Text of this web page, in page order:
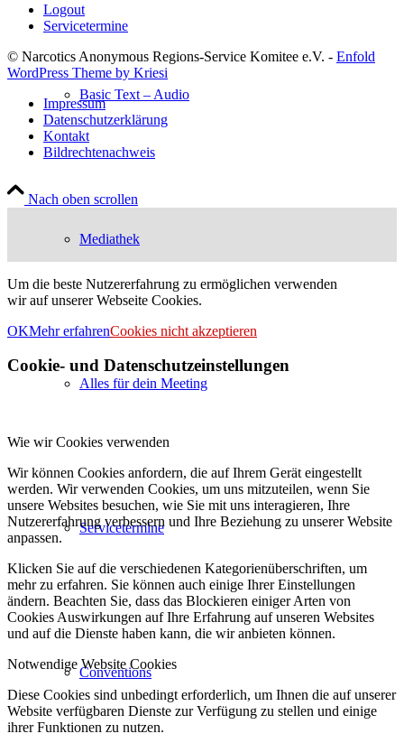
Basic Text – Audio
Mediathek
Alles für dein Meeting
Servicetermine
Conventions
Logout
Servicetermine
© Narcotics Anonymous Regions-Service Komitee e.V. - Enfold
WordPress Theme by Kriesi
Impressum
Datenschutzerklärung
Kontakt
Bildrechtenachweis
Nach oben scrollen
Um die beste Nutzererfahrung zu ermöglichen verwenden
wir auf unserer Webseite Cookies.
OKMehr erfahrenCookies nicht akzeptieren
Cookie- und Datenschutzeinstellungen
Wie wir Cookies verwenden
Wir können Cookies anfordern, die auf Ihrem Gerät eingestellt
werden. Wir verwenden Cookies, um uns mitzuteilen, wenn Sie
unsere Websites besuchen, wie Sie mit uns interagieren, Ihre
Nutzererfahrung verbessern und Ihre Beziehung zu unserer Website
anpassen.
Klicken Sie auf die verschiedenen Kategorienüberschriften, um
mehr zu erfahren. Sie können auch einige Ihrer Einstellungen
ändern. Beachten Sie, dass das Blockieren einiger Arten von
Cookies Auswirkungen auf Ihre Erfahrung auf unseren Websites
und auf die Dienste haben kann, die wir anbieten können.
Notwendige Website Cookies
Diese Cookies sind unbedingt erforderlich, um Ihnen die auf unserer
Website verfügbaren Dienste zur Verfügung zu stellen und einige
ihrer Funktionen zu nutzen.